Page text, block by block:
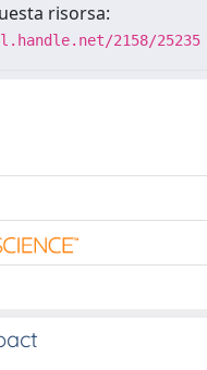
risorsa:
2158/25235